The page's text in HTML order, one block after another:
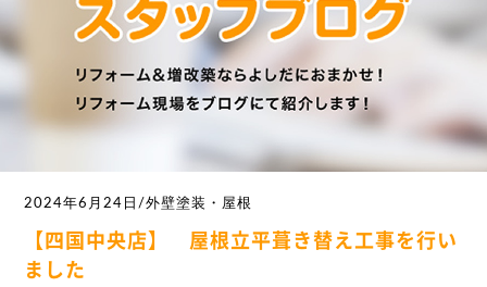
2024年6月24日/外壁塗装・屋根
【四国中央店】 屋根立平葺き替え工事を行い
ました